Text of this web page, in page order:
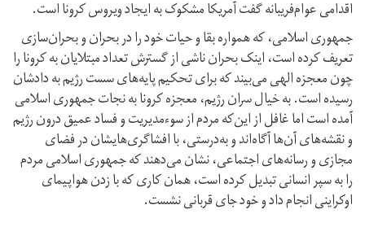
اقدامی عوام‌فریبانه گفت آمریکا مشکوک به ایجاد ویروس کرونا است.
جمهوری اسلامی، که همواره بقا و حیات خود را در بحران و بحران‌سازی
تعریف کرده است، اینک بحران ناشی از گسترش تعداد مبتلایان به کرونا را
چون معجزه الهی می‌بیند که برای تحکیم پایه‌های سست رژیم به دادشان
رسیده است. به خیال سران رژیم، معجزه کرونا به نجات جمهوری اسلامی
آمده است اما غافل از این‌که مردم از سوء‌مدیریت و فساد عمیق درون رژیم
و نقشه‌های آن‌ها آگاه‌اند و به‌درستی، با افشاگری‌هایشان در فضای
مجازی و رسانه‌های اجتماعی، نشان می‌دهند که جمهوری اسلامی مردم
را به سپر انسانی تبدیل کرده است، همان کاری که با زدن هواپیمای
اوکراینی انجام داد و خود جای قربانی نشست.